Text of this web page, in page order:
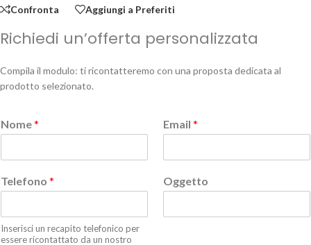
Confronta Aggiungi a Preferiti
Richiedi un’offerta personalizzata
Compila il modulo: ti ricontatteremo con una proposta dedicata al
prodotto selezionato.
Nome* Email *
Telefono *
Inserisci un recapito telefonico per
essere ricontattato da un nostro
Oggetto